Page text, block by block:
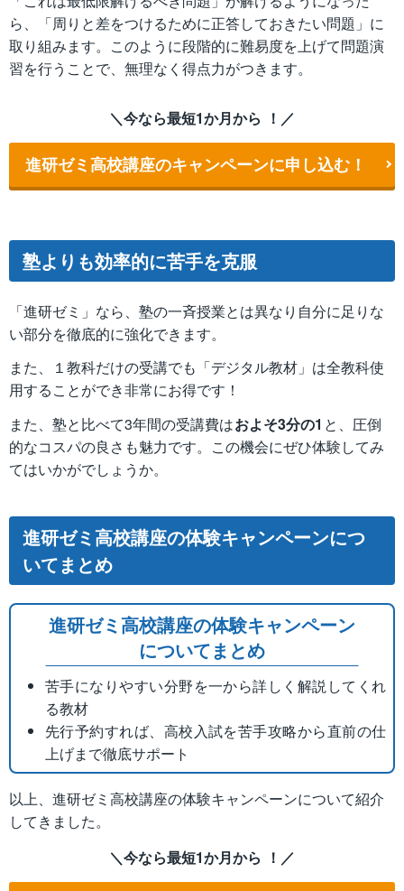
ら、「周りと差をつけるために正答しておきたい問題」に
取り組みます。このように段階的に難易度を上げて問題演
習を行うことで、無理なく得点力がつきます。
＼今なら最短1か月から ！／
進研ゼミ高校講座のキャンペーンに申し込む！
塾よりも効率的に苦手を克服
「進研ゼミ」なら、塾の一斉授業とは異なり自分に足りな
い部分を徹底的に強化できます。
また、１教科だけの受講でも「デジタル教材」は全教科使
用することができ非常にお得です！
また、塾と比べて3年間の受講費はおよそ3分の1 と、圧倒
的なコスパの良さも魅力です。この機会にぜひ体験してみ
てはいかがでしょうか。
進研ゼミ高校講座の体験キャンペーンにつ
いてまとめ
進研ゼミ高校講座の体験キャンペーン
についてまとめ
苦手になりやすい分野を一から詳しく解説してくれ
る教材
先行予約すれば、高校入試を苦手攻略から直前の仕
上げまで徹底サポート
以上、進研ゼミ高校講座の体験キャンペーンについて紹介
してきました。
＼今なら最短1か月から ！／